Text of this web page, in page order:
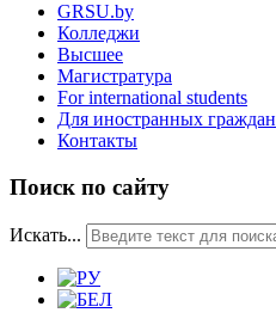
GRSU.by
Колледжи
Высшее
Магистратура
For international students
Для иностранных граждан
Контакты
Поиск по сайту
Искать...